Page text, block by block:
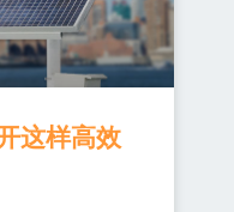
这样高效